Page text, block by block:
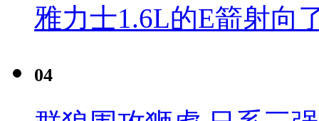
雅力士1.6L的E箭射向
04